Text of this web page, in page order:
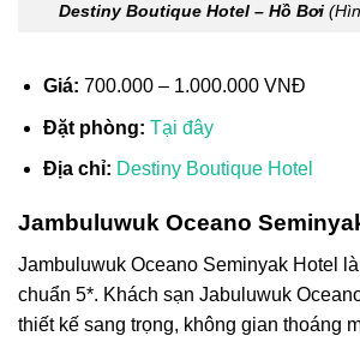
Destiny Boutique Hotel – Hồ Bơi
Giá: 700.000 – 1.000.000 VNĐ
Đặt phòng: Tại đây
Địa chỉ: Destiny Boutique Hotel
Jambuluwuk Oceano
Jambuluwuk Oceano Seminyak Hotel
chuẩn 5*. Khách sạn Jabuluwuk
thiết kế sang trọng, không gian thoáng